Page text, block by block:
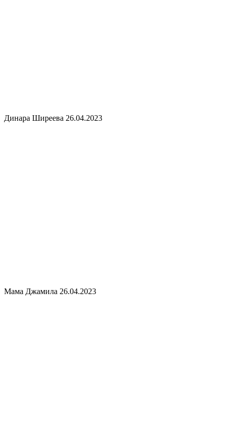
Динара Ширеева 26.04.2023
Мама Джамила 26.04.2023